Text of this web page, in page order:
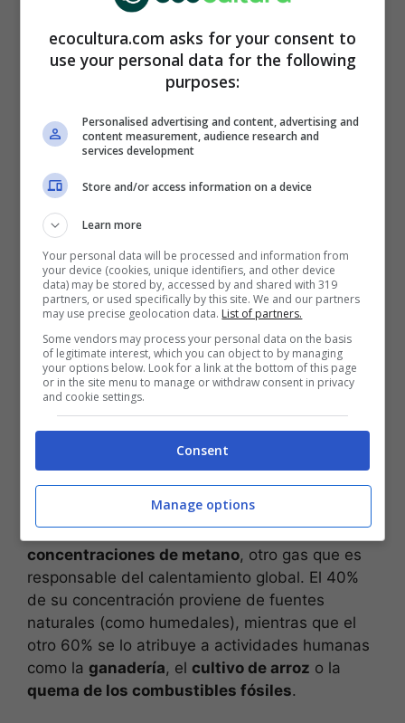
(Foto: Adobe Stock)
Durante 2019, laquema de combustibles
fósiles,
deforestación
de emisiones deCO2. Un dato que preocupa
es que, en los últimos 10 años, alrededor del
44% del CO2emitido permanece en la
absorbido por los océanos y el 29% por la
tierra.
La evidencia delcrecimiento de
este 2020 está en las estaciones de referencia
de laOMMenHawaiyAustralia.
Por otro lado,también subieron las
concentraciones de metano, otro gas que es
responsable del calentamiento global. El 40%
de su concentración proviene de fuentes
naturales (como humedales), mientras que el
otro 60% se lo atribuye a actividades humanas
como la ganadería, el cultivo de arroz o la
quema de los combustibles fósiles.
ecocultura.com asks for your consent to
use your personal data for the following
purposes:
Personalised advertising and content, advertising and
content measurement, audience research and
services development
Store and/or access information on a device
Learn more
Your personal data will be processed and information from
your device (cookies, unique identifiers, and other device
data) may be stored by, accessed by and shared with 319
partners, or used specifically by this site. We and our partners
may use precise geolocation data. List of partners.
Some vendors may process your personal data on the basis
of legitimate interest, which you can object to by managing
your options below. Look for a link at the bottom of this page
or in the site menu to manage or withdraw consent in privacy
and cookie settings.
Consent
Manage options